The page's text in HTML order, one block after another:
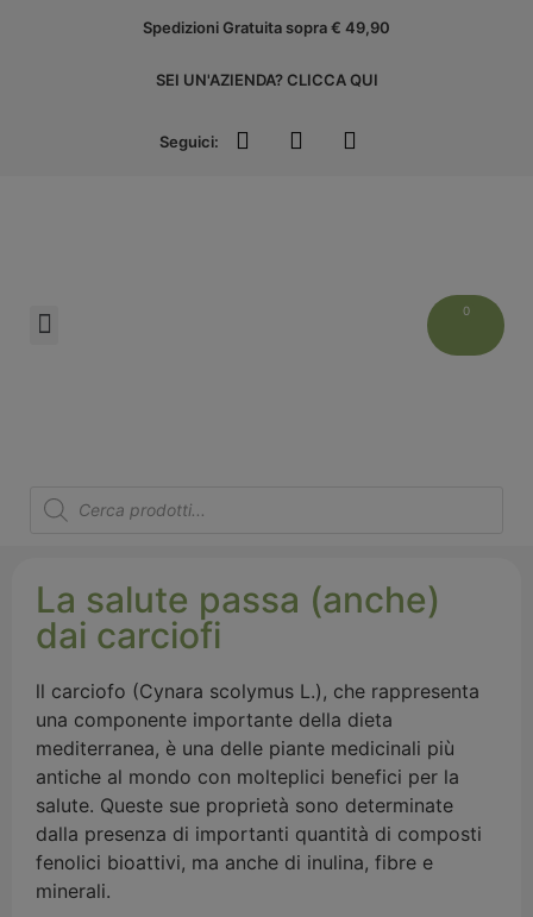
Spedizioni Gratuita sopra € 49,90
SEI UN'AZIENDA? CLICCA QUI
Seguici:
La salute passa (anche)
dai carciofi
ll carciofo (Cynara scolymus L.), che rappresenta
una componente importante della dieta
mediterranea, è una delle piante medicinali più
antiche al mondo con molteplici benefici per la
salute. Queste sue proprietà sono determinate
dalla presenza di importanti quantità di composti
fenolici bioattivi, ma anche di inulina, fibre e
minerali.